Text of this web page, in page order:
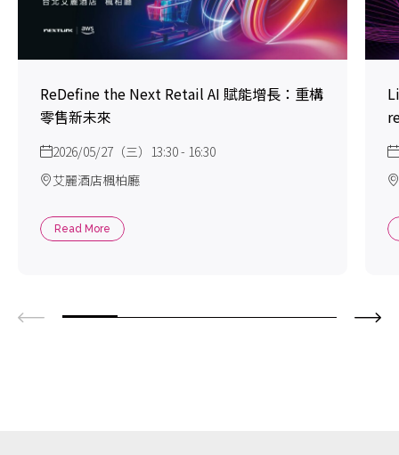
ReDefine the Next Retail AI 賦能增長：重構
零售新未來
2026/05/27（三）13:30 - 16:30
艾麗酒店楓柏廳
Read More